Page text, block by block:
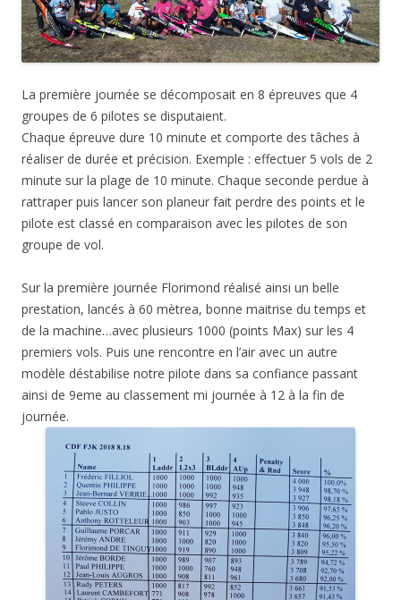
La première journée se décomposait en 8 épreuves que 4
groupes de 6 pilotes se disputaient.
Chaque épreuve dure 10 minute et comporte des tâches à
réaliser de durée et précision. Exemple : effectuer 5 vols de 2
minute sur la plage de 10 minute. Chaque seconde perdue à
rattraper puis lancer son planeur fait perdre des points et le
pilote est classé en comparaison avec les pilotes de son
groupe de vol.
Sur la première journée Florimond réalisé ainsi un belle
prestation, lancés à 60 mètrea, bonne maitrise du temps et
de la machine…avec plusieurs 1000 (points Max) sur les 4
premiers vols. Puis une rencontre en l’air avec un autre
modèle déstabilise notre pilote dans sa confiance passant
ainsi de 9eme au classement mi journée à 12 à la fin de
journée.